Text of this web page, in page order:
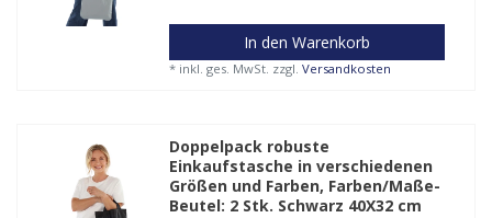
In den Warenkorb
* inkl. ges. MwSt. zzgl.Versandkosten
Doppelpack robuste
Einkaufstasche in verschiedenen
Größen und Farben, Farben/Maße-
Beutel: 2 Stk. Schwarz 40X32 cm